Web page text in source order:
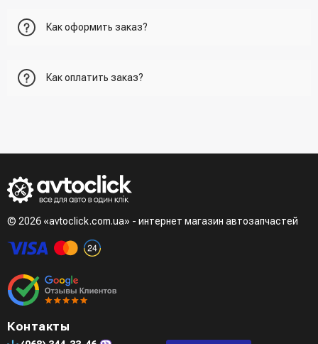
Как оформить заказ?
корзину и указать всю необходимую информацию о
наберет менеджер для подтверждения и уточнения данных.
Третий вариант - сделать заказ по телефонном режиме
при разговоре с менеджером
Четвертый вариант - заказать через доступные
мессенджеры (viber, telegram)
Как оплатить заказ?
- LiqPay при оформлении заказа через корзину
© 2026 «avtoclick.com.ua» - интернет магазин автозапчастей
Контакты